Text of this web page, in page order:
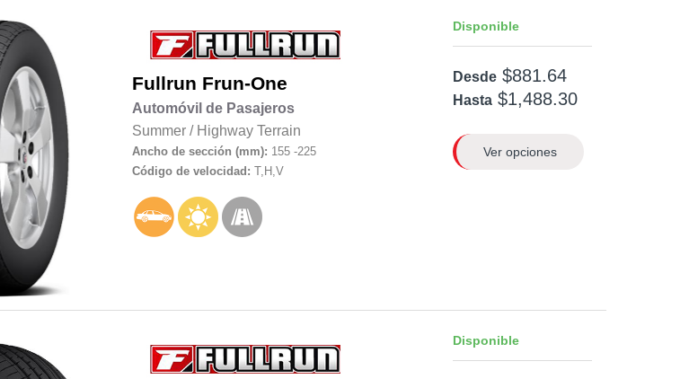
Fullrun Frun-One
Automóvil de Pasajeros
Summer/ Highway Terrain
Ancho de sección (mm): 155 -225
Código de velocidad: T,H,V
Disponible
Desde $881.64
Hasta $1,488.30
Ver opciones
Disponible